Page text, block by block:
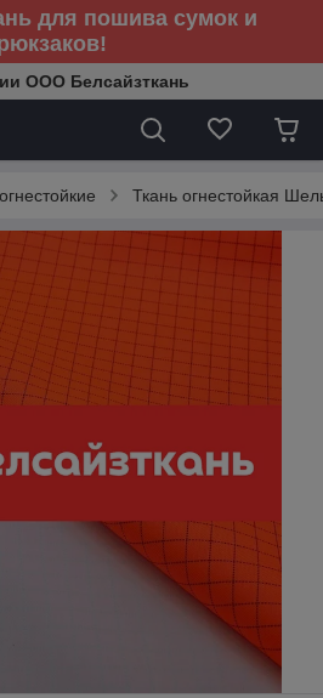
для пошива сумок и
ООО Белсайзткань
Ткань огнестойкая